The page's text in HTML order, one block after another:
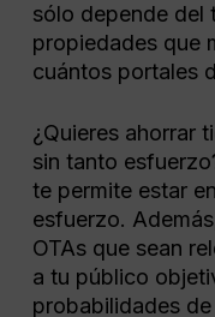
sólo depende del
propiedades que
cuántos portales
¿Quieres ahorrar
sin tanto
te permite estar
esfuerzo.
OTAs que sean
a tu público
probabilidades